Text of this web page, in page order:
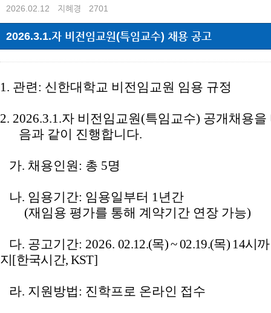
2026.02.12 지혜경 2701
2026.3.1.자 비전임교원(특임교수) 채용 공고
1. 관련: 신한대학교 비전임교원 임용 규정
2. 2026.3.1.자 비전임교원(특임교수) 공개채용을
음과 같이 진행합니다.
가. 채용인원: 총 5명
나. 임용기간: 임용일부터 1년간
(재임용 평가를 통해 계약기간 연장 가능)
다. 공고기간: 2026. 02.12.(목) ~ 02.19.(목) 14시까
지[한국시간, KST]
라. 지원방법: 진학프로 온라인 접수